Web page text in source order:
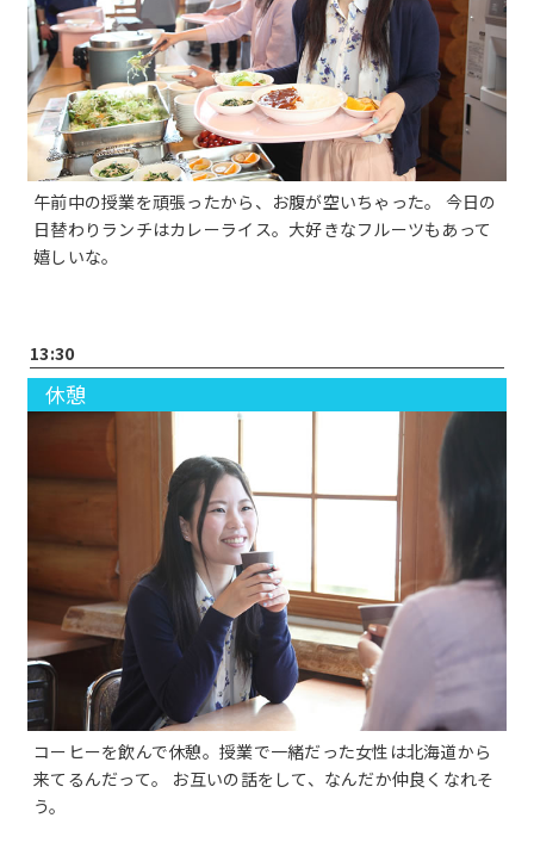
午前中の授業を頑張ったから、お腹が空いちゃった。 今日の
日替わりランチはカレーライス。大好きなフルーツもあって
嬉しいな。
13:30
休憩
コーヒーを飲んで休憩。授業で一緒だった女性は北海道から
来てるんだって。 お互いの話をして、なんだか仲良くなれそ
う。